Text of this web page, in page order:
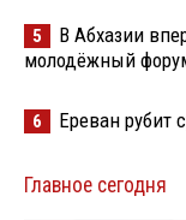
5
В Абхазии
молодёжный
6 Ереван рубит
Главное сегодня